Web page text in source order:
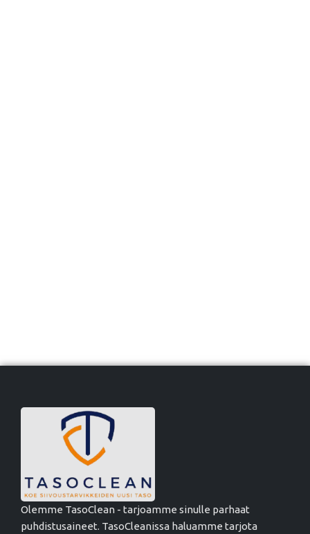
Olemme TasoClean - tarjoamme sinulle parhaat
puhdistusaineet. TasoCleanissa haluamme tarjota